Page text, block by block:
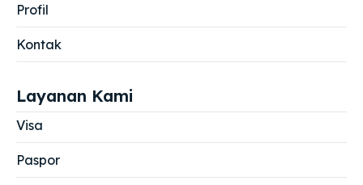
Profil
Kontak
Layanan Kami
Visa
Paspor